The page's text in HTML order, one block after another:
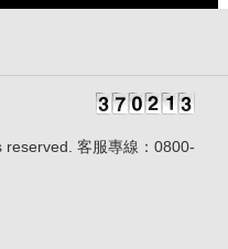
客服專線：0800-